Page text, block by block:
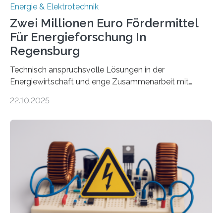
Energie & Elektrotechnik
Zwei Millionen Euro Fördermittel
Für Energieforschung In
Regensburg
Technisch anspruchsvolle Lösungen in der
Energiewirtschaft und enge Zusammenarbeit mit
neuen EU-geförderten Transfer-Projekte zu
Energietechnologien werden vom Europäischen
Sozialfonds Plus (ESF+) gefördert – mit einer
Gesamtsumme von mehr als zwei Millionen Euro.
Damit zählt die Hochschule zu den großen
Gewinnerinnen der aktuellen Förderrunde des
Bayerischen Wissenschaftsministeriums. Im
22.10.2025